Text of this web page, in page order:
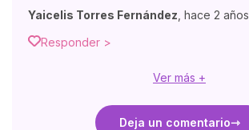
Yaicelis Torres Fernández hace 2 años
Responder >
Ver más +
Deja un comentario